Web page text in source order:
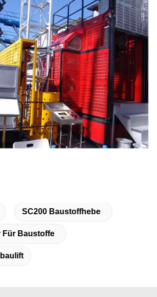
SC200 Baustoffhebe
Für Baustoffe